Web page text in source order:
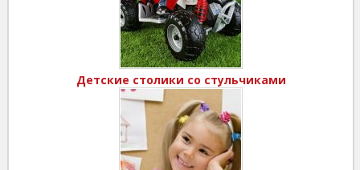
Детские столики со стульчиками